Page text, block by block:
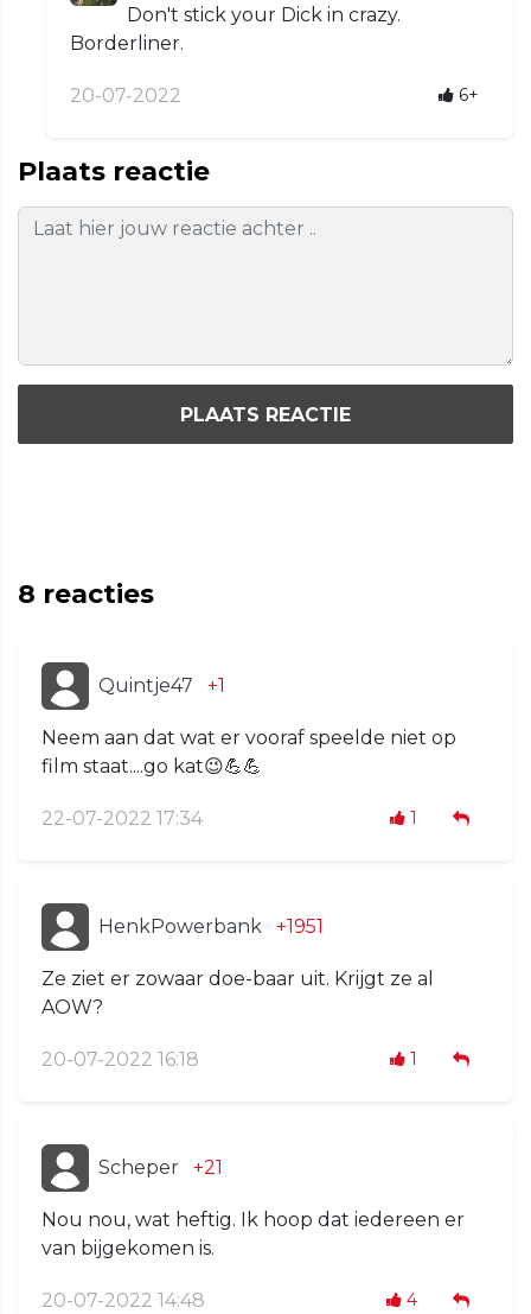
Don't stick your Dick in crazy.
Borderliner.
20-07-2022 6+
Plaats reactie
PLAATS REACTIE
8 reacties
Quintje47 +1
Neem aan dat wat er vooraf speelde niet op
film staat....go kat😉💪💪
22-07-2022 17:34 1
HenkPowerbank +1951
Ze ziet er zowaar doe-baar uit. Krijgt ze al
AOW?
20-07-2022 16:18 1
Scheper +21
Nou nou, wat heftig. Ik hoop dat iedereen er
van bijgekomen is.
20-07-2022 14:48 4